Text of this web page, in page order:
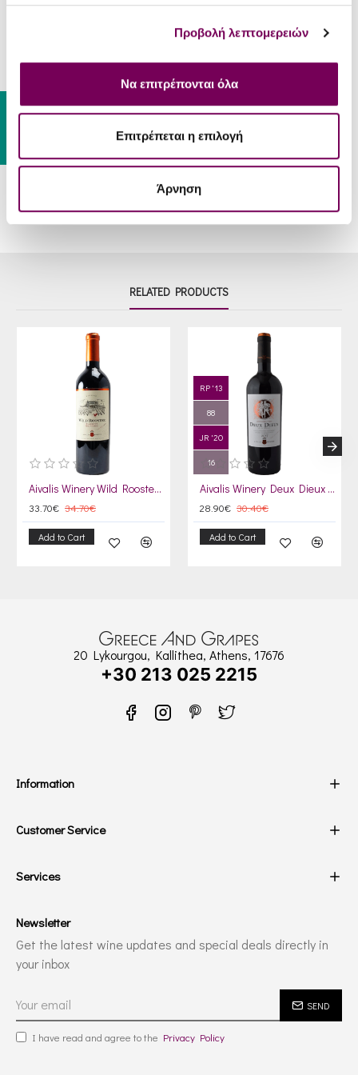
Προβολή λεπτομερειών
Να επιτρέπονται όλα
Επιτρέπεται η επιλογή
Άρνηση
SERVING
Tomato braised dishes, red meats,
barbecue, charcuterie, spicy yellow
16 - 18 °C
RELATED PRODUCTS
Aivalis Winery Wild Rooster 2021
33.70€ 34.70€
Add to Cart
RP '13
88
JR '20
16
Aivalis Winery Deux Dieux 2022
28.90€ 30.40€
Add to Cart
Gift Card
20 Lykourgou, Kallithea, Athens, 17676
+30 213 025 2215
Information
Customer Service
Services
Newsletter
Get the latest wine updates and special deals directly in
your inbox
SEND
I have read and agree to the Privacy Policy